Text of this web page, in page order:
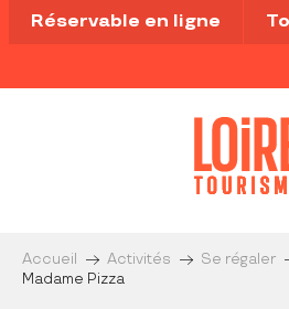
Aller
au
principal
Réservable en ligne
Accueil Activités Se régaler
Madame Pizza